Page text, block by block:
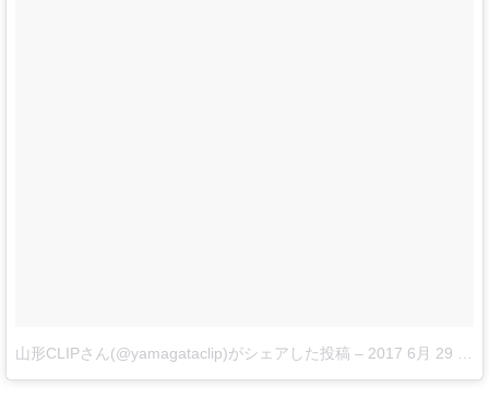
山形CLIPさん(@yamagataclip)がシェアした投稿 – 2017 6月 29 7:32午前 PDT